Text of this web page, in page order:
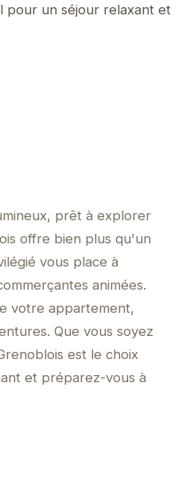
pour un séjour relaxant et
prêt à explorer
offre bien plus qu'un
vous place à
animées.
votre appartement,
Que vous soyez
est le choix
et préparez-vous à